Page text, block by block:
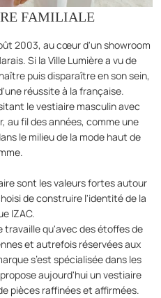
FAMILIALE
2003, au cœur d'un showroom
Si la Ville Lumière a vu de
puis disparaître en son sein,
réussite à la française.
le vestiaire masculin avec
au fil des années, comme une
le milieu de la mode haut de
sont les valeurs fortes autour
de construire l'identité de la
IZAC.
travaille qu'avec des étoffes de
et autrefois réservées aux
s’est spécialisée dans les
aujourd'hui un vestiaire
pièces raffinées et affirmées.